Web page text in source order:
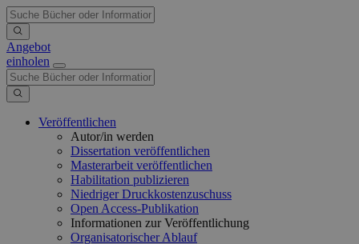
Angebot
einholen
Veröffentlichen
Autor/in werden
Dissertation veröffentlichen
Masterarbeit veröffentlichen
Habilitation publizieren
Niedriger Druckkostenzuschuss
Open Access-Publikation
Informationen zur Veröffentlichung
Organisatorischer Ablauf